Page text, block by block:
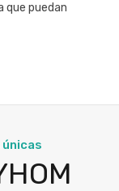
que puedan